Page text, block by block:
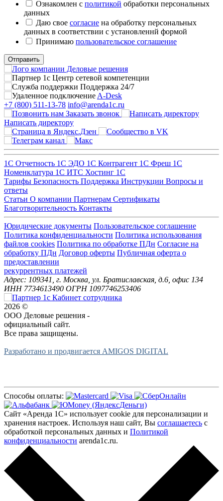
Ознакомлен с политикой обработки персональных
данных
Даю свое согласие на обработку персональных
данных в соответствии с установленнй формой
Принимаю пользовательское соглашение
Отправить
Поддержка 24/7
A-Desk
+7 (800) 511-13-78 info@arenda1c.ru
Заказать звонок
Написать директору
1С Отчетность 1С ЭДО 1С Контрагент 1С Фреш 1С
Номенклатура 1С ИТС Хостинг 1С
Тарифы Безопасность Поддержка Инструкции Вопросы и
ответы
Статьи О компании Партнерам Сертификаты
Благотворительность Контакты
Юридические документы Пользовательское соглашение
Политика конфиденциальности Политика использования
файлов cookies Политика по обработке ПДн Cогласие на
обработку ПДн Договор оферты Публичная оферта о
предоставлении
рекуррентных платежей
Адрес: 109341, г. Москва, ул. Братиславская, д.6, офис 134
ИНН 7734613490 ОГРН 1097746253406
2026 ©
ООО Деловые решения -
официальный сайт.
Все права защищены.
Разработано и продвигается AMIGOS DIGITAL
Способы оплаты:
Сайт «Аренда 1С» использует cookie для персонализации и
хранения настроек. Используя наш сайт, Вы соглашаетесь с
обработкой персональных данных и Политикой
конфиденциальности arenda1c.ru.